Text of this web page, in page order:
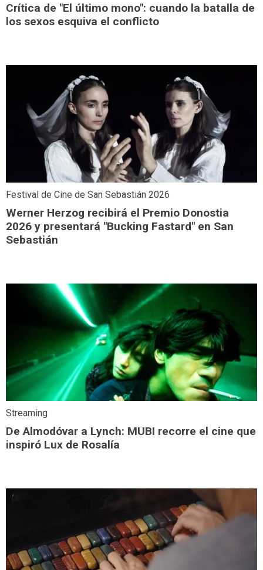
Crítica de "El último mono": cuando la batalla de
los sexos esquiva el conflicto
Festival de Cine de San Sebastián 2026
Werner Herzog recibirá el Premio Donostia
2026 y presentará "Bucking Fastard" en San
Sebastián
Streaming
De Almodóvar a Lynch: MUBI recorre el cine que
inspiró Lux de Rosalía